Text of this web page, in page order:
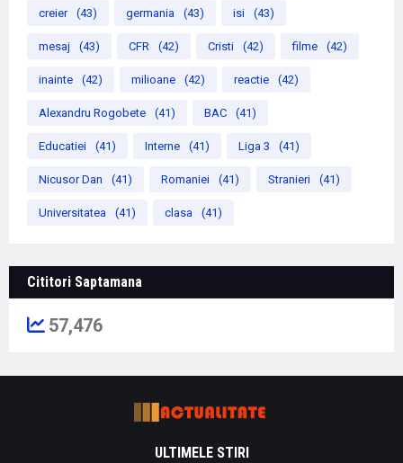
creier (43) germania (43) isi (43)
mesaj (43) CFR (42) Cristi (42) filme (42)
inainte (42) milioane (42) reactie (42)
Alexandru Rogobete (41) BAC (41)
Educatiei (41) Interne (41) Liga 3 (41)
Nicusor Dan (41) Romaniei (41) Stranieri (41)
Universitatea (41) clasa (41)
Cititori Saptamana
57,476
ULTIMELE STIRI